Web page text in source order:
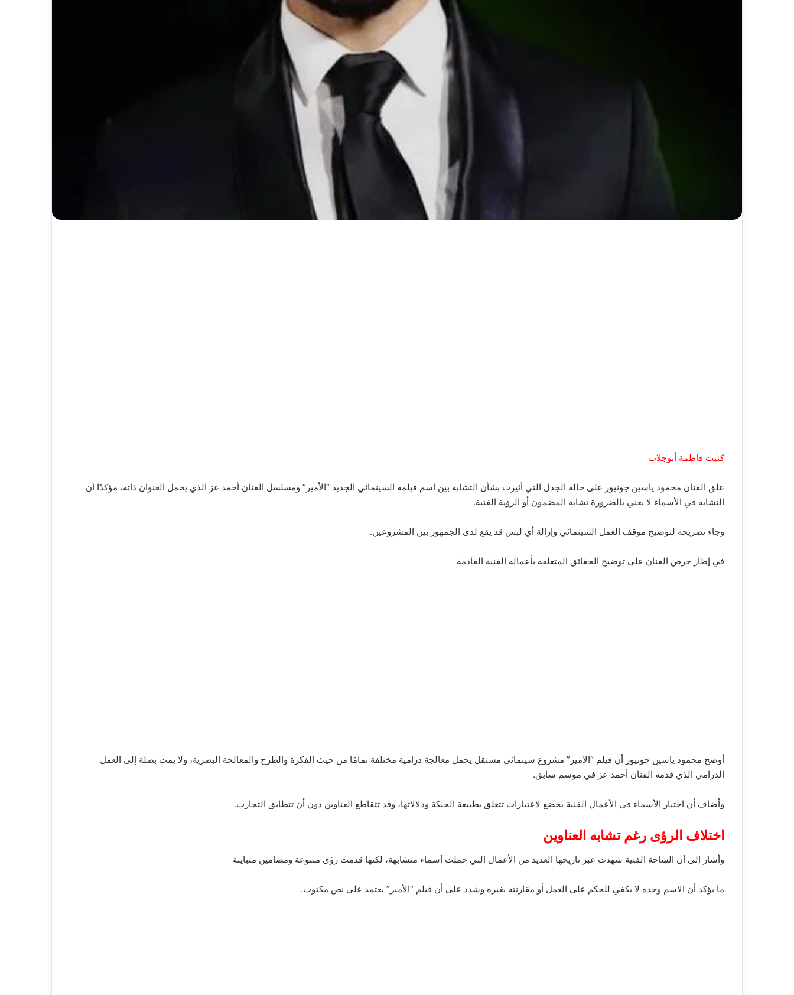
كتبت فاطمة أبوجلاب
علق الفنان محمود ياسين جونيور على حالة الجدل التي أثيرت بشأن التشابه بين اسم فيلمه السينمائي الجديد “الأمير” ومسلسل الفنان أحمد عز الذي يحمل العنوان ذاته، مؤكدًا أن
التشابه في الأسماء لا يعني بالضرورة تشابه المضمون أو الرؤية الفنية.
وجاء تصريحه لتوضيح موقف العمل السينمائي وإزالة أي لبس قد يقع لدى الجمهور بين المشروعين.
في إطار حرص الفنان على توضيح الحقائق المتعلقة بأعماله الفنية القادمة
أوضح محمود ياسين جونيور أن فيلم “الأمير” مشروع سينمائي مستقل يحمل معالجة درامية مختلفة تمامًا من حيث الفكرة والطرح والمعالجة البصرية، ولا يمت بصلة إلى العمل
الدرامي الذي قدمه الفنان أحمد عز في موسم سابق.
وأضاف أن اختيار الأسماء في الأعمال الفنية يخضع لاعتبارات تتعلق بطبيعة الحبكة ودلالاتها، وقد تتقاطع العناوين دون أن تتطابق التجارب.
اختلاف الرؤى رغم تشابه العناوين
وأشار إلى أن الساحة الفنية شهدت عبر تاريخها العديد من الأعمال التي حملت أسماء متشابهة، لكنها قدمت رؤى متنوعة ومضامين متباينة
ما يؤكد أن الاسم وحده لا يكفي للحكم على العمل أو مقارنته بغيره وشدد على أن فيلم “الأمير” يعتمد على نص مكتوب.